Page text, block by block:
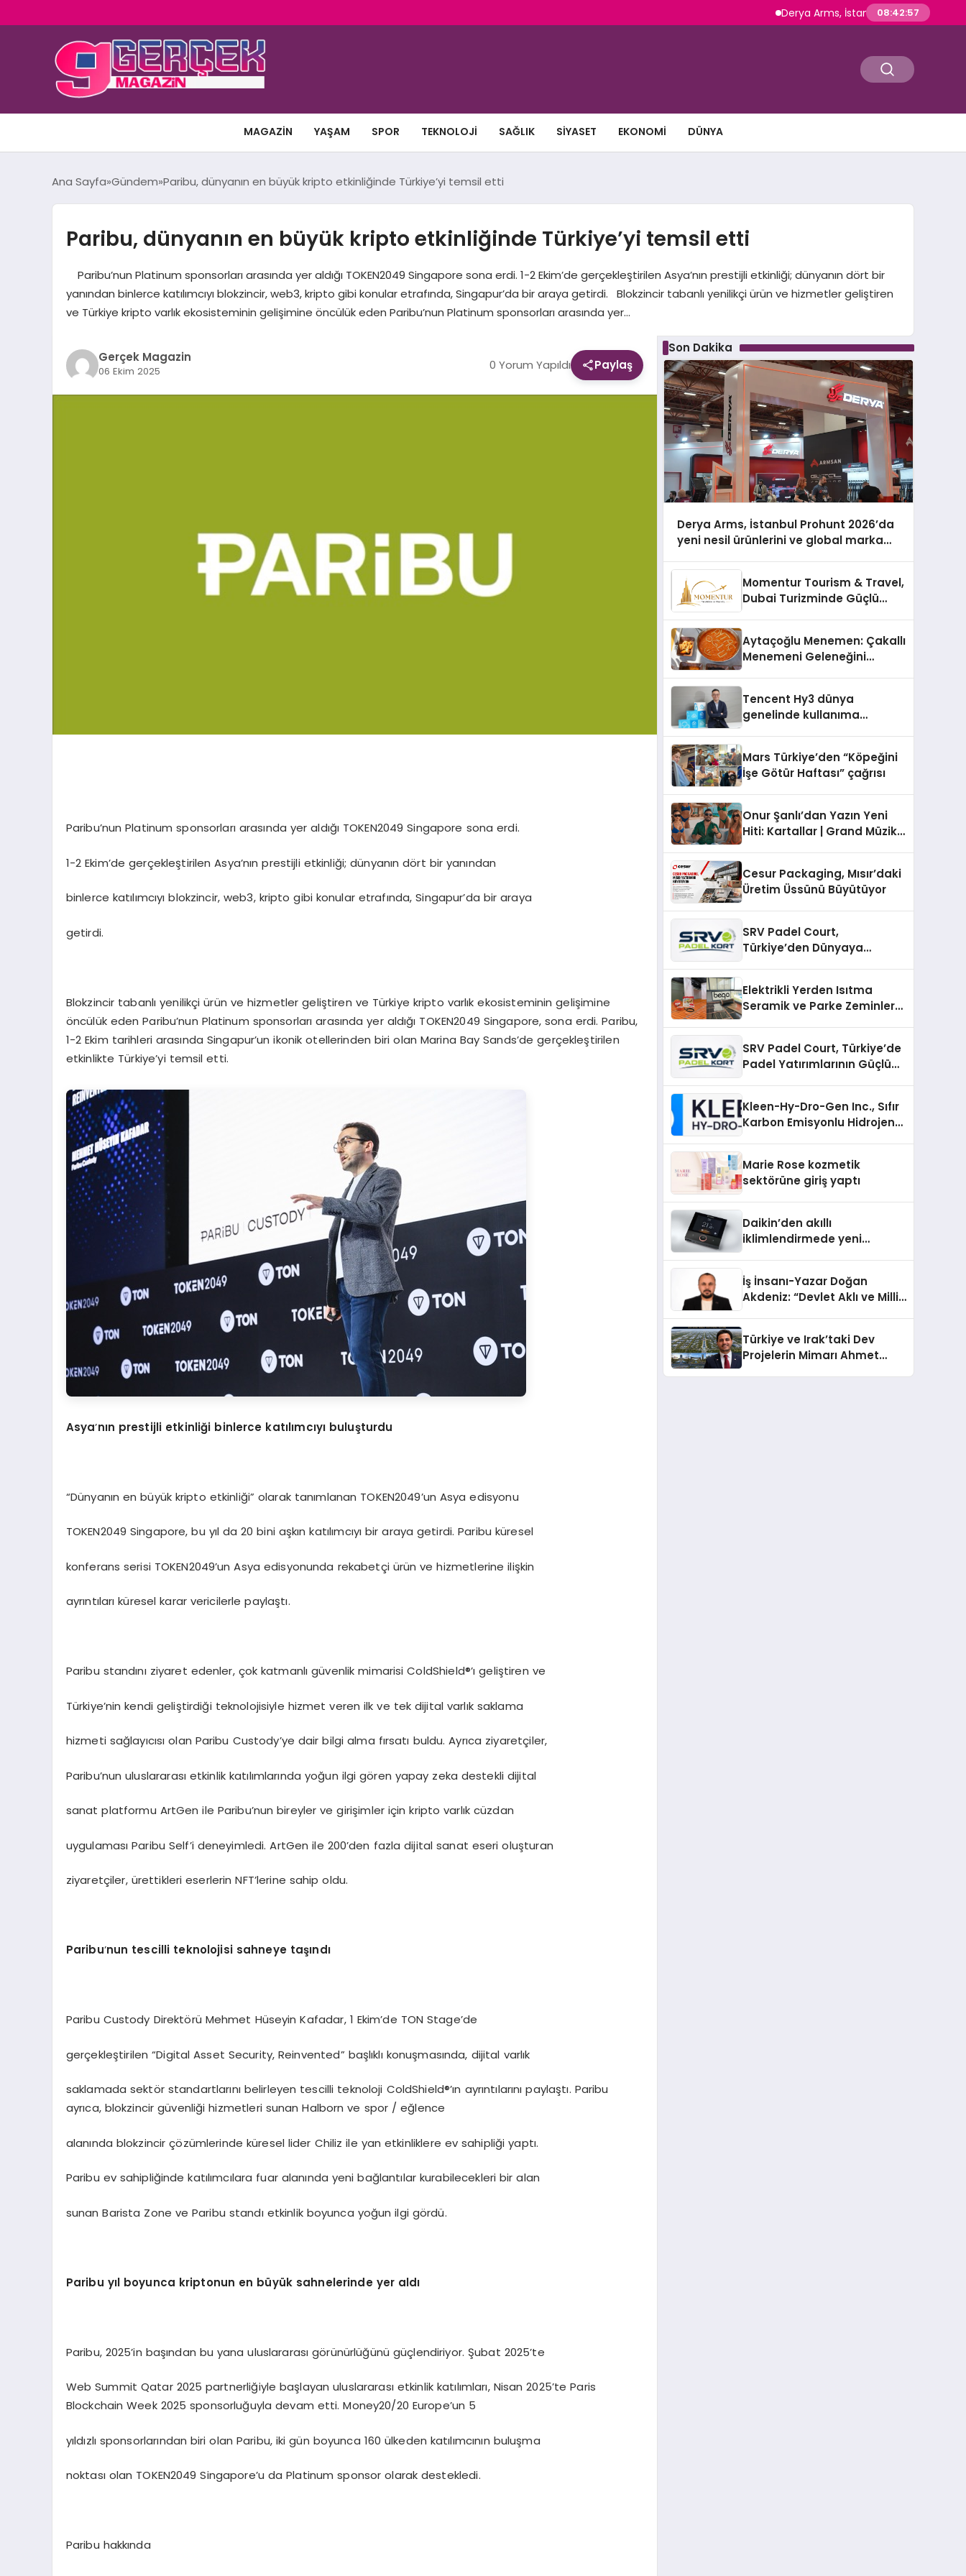
Derya Arms, İstanbul Prohunt 2026’da yeni
08:42:58
MAGAZIN YAŞAM SPOR TEKNOLOJI SAĞLIK SIYASET EKONOMI DÜNYA
Ana Sayfa Gündem Paribu, dünyanın en büyük kripto etkinliğinde Türkiye’yi temsil etti
Paribu, dünyanın en büyük kripto etkinliğinde Türkiye’yi temsil etti
Paribu’nun Platinum sponsorları arasında yer aldığı TOKEN2049 Singapore sona erdi. 1-2 Ekim’de gerçekleştirilen Asya’nın prestijli etkinliği; dünyanın dört bir
yanından binlerce katılımcıyı blokzincir, web3, kripto gibi konular etrafında, Singapur’da bir araya getirdi. Blokzincir tabanlı yenilikçi ürün ve hizmetler geliştiren
ve Türkiye kripto varlık ekosisteminin gelişimine öncülük eden Paribu’nun Platinum sponsorları arasında yer…
Gerçek Magazin
06 Ekim 2025 0 Yorum Yapıldı Paylaş
Paribu’nun Platinum sponsorları arasında yer aldığı TOKEN2049 Singapore sona erdi.
1-2 Ekim’de gerçekleştirilen Asya’nın prestijli etkinliği; dünyanın dört bir yanından
binlerce katılımcıyı blokzincir, web3, kripto gibi konular etrafında, Singapur’da bir araya
getirdi.
Blokzincir tabanlı yenilikçi ürün ve hizmetler geliştiren ve Türkiye kripto varlık ekosisteminin gelişimine
öncülük eden Paribu’nun Platinum sponsorları arasında yer aldığı TOKEN2049 Singapore, sona erdi. Paribu,
1-2 Ekim tarihleri arasında Singapur’un ikonik otellerinden biri olan Marina Bay Sands’de gerçekleştirilen
etkinlikte Türkiye’yi temsil etti.
Asya’nın prestijli etkinliği binlerce katılımcıyı buluşturdu
“Dünyanın en büyük kripto etkinliği” olarak tanımlanan TOKEN2049’un Asya edisyonu
TOKEN2049 Singapore, bu yıl da 20 bini aşkın katılımcıyı bir araya getirdi. Paribu küresel
konferans serisi TOKEN2049’un Asya edisyonunda rekabetçi ürün ve hizmetlerine ilişkin
ayrıntıları küresel karar vericilerle paylaştı.
Paribu standını ziyaret edenler, çok katmanlı güvenlik mimarisi ColdShield®’ı geliştiren ve
Türkiye’nin kendi geliştirdiği teknolojisiyle hizmet veren ilk ve tek dijital varlık saklama
hizmeti sağlayıcısı olan Paribu Custody’ye dair bilgi alma fırsatı buldu. Ayrıca ziyaretçiler,
Paribu’nun uluslararası etkinlik katılımlarında yoğun ilgi gören yapay zeka destekli dijital
sanat platformu ArtGen ile Paribu’nun bireyler ve girişimler için kripto varlık cüzdan
uygulaması Paribu Self’i deneyimledi. ArtGen ile 200’den fazla dijital sanat eseri oluşturan
ziyaretçiler, ürettikleri eserlerin NFT’lerine sahip oldu.
Paribu’nun tescilli teknolojisi sahneye taşındı
Paribu Custody Direktörü Mehmet Hüseyin Kafadar, 1 Ekim’de TON Stage’de
gerçekleştirilen “Digital Asset Security, Reinvented” başlıklı konuşmasında, dijital varlık
saklamada sektör standartlarını belirleyen tescilli teknoloji ColdShield®’ın ayrıntılarını paylaştı. Paribu
ayrıca, blokzincir güvenliği hizmetleri sunan Halborn ve spor / eğlence
alanında blokzincir çözümlerinde küresel lider Chiliz ile yan etkinliklere ev sahipliği yaptı.
Paribu ev sahipliğinde katılımcılara fuar alanında yeni bağlantılar kurabilecekleri bir alan
sunan Barista Zone ve Paribu standı etkinlik boyunca yoğun ilgi gördü.
Paribu yıl boyunca kriptonun en büyük sahnelerinde yer aldı
Paribu, 2025’in başından bu yana uluslararası görünürlüğünü güçlendiriyor. Şubat 2025’te
Web Summit Qatar 2025 partnerliğiyle başlayan uluslararası etkinlik katılımları, Nisan 2025’te Paris
Blockchain Week 2025 sponsorluğuyla devam etti. Money20/20 Europe’un 5
yıldızlı sponsorlarından biri olan Paribu, iki gün boyunca 160 ülkeden katılımcının buluşma
noktası olan TOKEN2049 Singapore’u da Platinum sponsor olarak destekledi.
Paribu hakkında
Son Dakika
Derya Arms, İstanbul Prohunt 2026’da
yeni nesil ürünlerini ve global marka
Momentur Tourism & Travel,
Dubai Turizminde Güçlü
Aytaçoğlu Menemen: Çakallı
Menemeni Geleneğini
Tencent Hy3 dünya
genelinde kullanıma
Mars Türkiye’den “Köpeğini
İşe Götür Haftası” çağrısı
Onur Şanlı’dan Yazın Yeni
Hiti: Kartallar | Grand Müzik
Cesur Packaging, Mısır’daki
Üretim Üssünü Büyütüyor
SRV Padel Court,
Türkiye’den Dünyaya
Elektrikli Yerden Isıtma
Seramik ve Parke Zeminler
SRV Padel Court, Türkiye’de
Padel Yatırımlarının Güçlü
Kleen-Hy-Dro-Gen Inc., Sıfır
Karbon Emisyonlu Hidrojen
Aldı
Marie Rose kozmetik
sektörüne giriş yaptı
Daikin’den akıllı
iklimlendirmede yeni
İş İnsanı-Yazar Doğan
Akdeniz: “Devlet Aklı ve Milli
Türkiye ve Irak’taki Dev
Projelerin Mimarı Ahmet